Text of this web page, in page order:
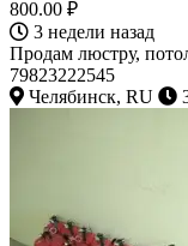
800.00 ₽
3 недели назад
Продам люстру,
79823222545
Челябинск, RU